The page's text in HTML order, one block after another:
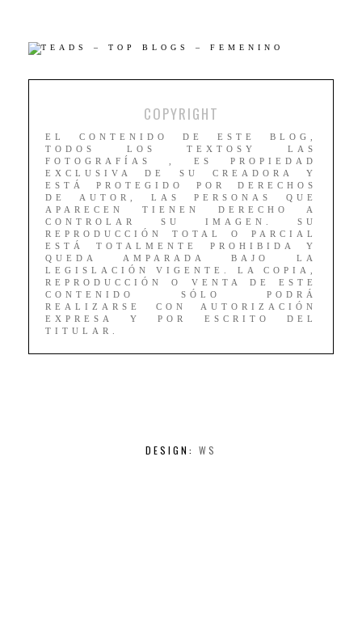
COPYRIGHT
EL CONTENIDO DE ESTE BLOG,
TODOS LOS TEXTOSY LAS
FOTOGRAFÍAS , ES PROPIEDAD
EXCLUSIVA DE SU CREADORA Y
ESTÁ PROTEGIDO POR DERECHOS
DE AUTOR, LAS PERSONAS QUE
APARECEN TIENEN DERECHO A
CONTROLAR SU IMAGEN. SU
REPRODUCCIÓN TOTAL O PARCIAL
ESTÁ TOTALMENTE PROHIBIDA Y
QUEDA AMPARADA BAJO LA
LEGISLACIÓN VIGENTE. LA COPIA,
REPRODUCCIÓN O VENTA DE ESTE
CONTENIDO SÓLO PODRÁ
REALIZARSE CON AUTORIZACIÓN
EXPRESA Y POR ESCRITO DEL
TITULAR.
DESIGN: WS